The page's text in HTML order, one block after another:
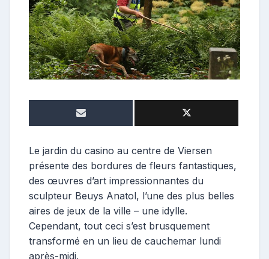
b
u
t
r
i
c
e
Le jardin du casino au centre de Viersen
présente des bordures de fleurs fantastiques,
des œuvres d’art impressionnantes du
sculpteur Beuys Anatol, l’une des plus belles
aires de jeux de la ville – une idylle.
Cependant, tout ceci s’est brusquement
transformé en un lieu de cauchemar lundi
après-midi.